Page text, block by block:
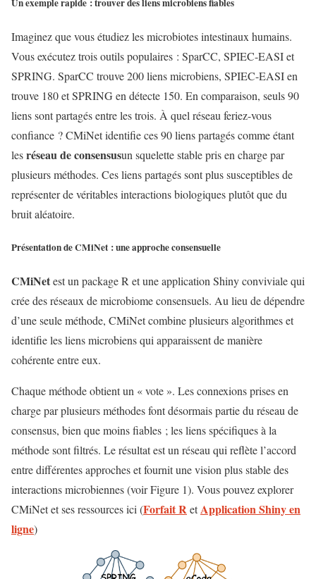
Imaginez que vous étudiez les microbiotes intestinaux humains.
Vous exécutez trois outils populaires : SparCC, SPIEC-EASI et
SPRING. SparCC trouve 200 liens microbiens, SPIEC-EASI en
trouve 180 et SPRING en détecte 150. En comparaison, seuls 90
liens sont partagés entre les trois. À quel réseau feriez-vous
confiance ? CMiNet identifie ces 90 liens partagés comme étant
lesréseau de consensusun squelette stable pris en charge par
plusieurs méthodes. Ces liens partagés sont plus susceptibles de
représenter de véritables interactions biologiques plutôt que du
bruit aléatoire.
Présentation de CMiNet : une approche consensuelle
CMiNetest un package R et une application Shiny conviviale qui
crée des réseaux de microbiome consensuels. Au lieu de dépendre
d’une seule méthode, CMiNet combine plusieurs algorithmes et
identifie les liens microbiens qui apparaissent de manière
cohérente entre eux.
Chaque méthode obtient un « vote ». Les connexions prises en
charge par plusieurs méthodes font désormais partie du réseau de
consensus, bien que moins fiables ; les liens spécifiques à la
méthode sont filtrés. Le résultat est un réseau qui reflète l’accord
entre différentes approches et fournit une vision plus stable des
interactions microbiennes (voir Figure 1). Vous pouvez explorer
CMiNet et ses ressources ici (Forfait RetApplication Shiny en
ligne)